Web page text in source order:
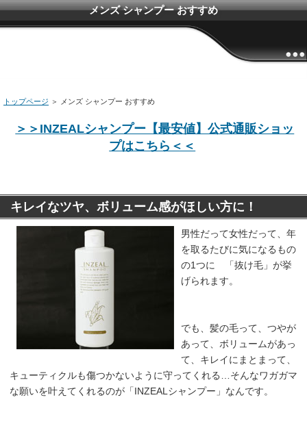
メンズ シャンプー おすすめ
トップページ ＞ メンズ シャンプー おすすめ
＞＞INZEALシャンプー【最安値】公式通販ショッ
プはこちら＜＜
キレイなツヤ、ボリューム感がほしい方に！
男性だって女性だって、年
を取るたびに気になるもの
の1つに 「抜け毛」が挙
げられます。
でも、髪の毛って、つやが
あって、ボリュームがあっ
て、キレイにまとまって、
キューティクルも傷つかないように守ってくれる…そんなワガガマ
な願いを叶えてくれるのが「INZEALシャンプー」なんです。